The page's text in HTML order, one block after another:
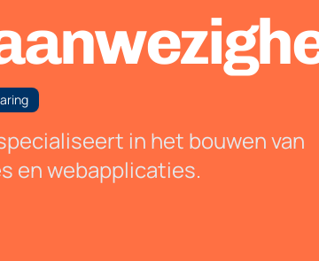
in het bouwen van
en webapplicaties.